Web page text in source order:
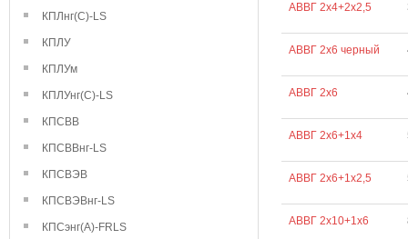
КПЛнг(С)-LS
КПЛУ
КПЛУм
КПЛУнг(С)-LS
КПСВВ
КПСВВнг-LS
КПСВЭВ
КПСВЭВнг-LS
КПСэнг(А)-FRLS
АВВГ 2х4+2х2,5
АВВГ 2х6 черный
АВВГ 2х6
АВВГ 2х6+1х4
АВВГ 2х6+1х2,5
АВВГ 2х10+1х6